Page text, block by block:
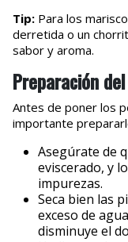
Tip: Para los
derretida o un
sabor y aroma.
Preparación
Antes de poner los
importante
Asegúrate de
eviscerado, y
impurezas.
Seca bien las
exceso de
disminuye el